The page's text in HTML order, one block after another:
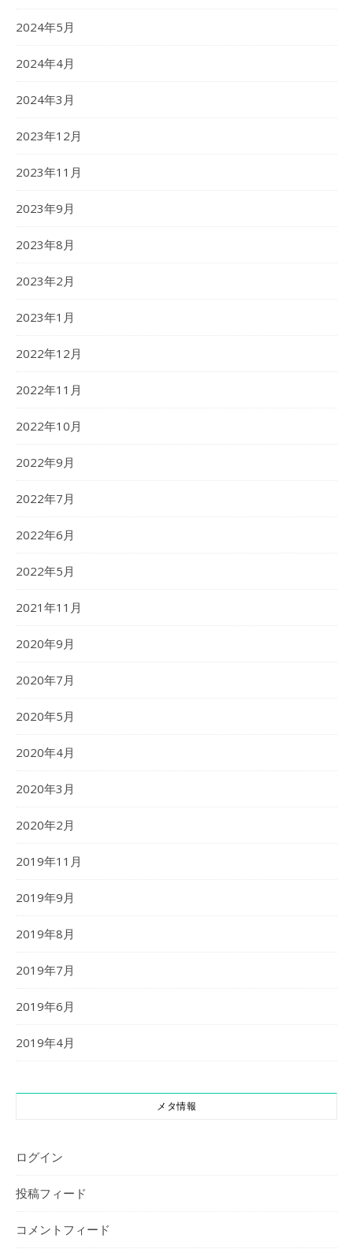
2024年5月
2024年4月
2024年3月
2023年12月
2023年11月
2023年9月
2023年8月
2023年2月
2023年1月
2022年12月
2022年11月
2022年10月
2022年9月
2022年7月
2022年6月
2022年5月
2021年11月
2020年9月
2020年7月
2020年5月
2020年4月
2020年3月
2020年2月
2019年11月
2019年9月
2019年8月
2019年7月
2019年6月
2019年4月
メタ情報
ログイン
投稿フィード
コメントフィード